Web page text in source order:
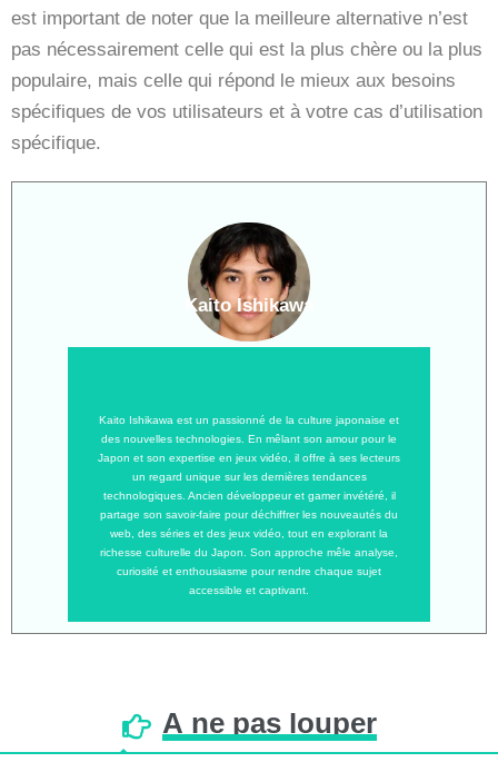
est important de noter que la meilleure alternative n’est
pas nécessairement celle qui est la plus chère ou la plus
populaire, mais celle qui répond le mieux aux besoins
spécifiques de vos utilisateurs et à votre cas d’utilisation
spécifique.
Kaito Ishikawa est un passionné de la culture japonaise et
des nouvelles technologies. En mêlant son amour pour le
Japon et son expertise en jeux vidéo, il offre à ses lecteurs
un regard unique sur les dernières tendances
technologiques. Ancien développeur et gamer invétéré, il
partage son savoir-faire pour déchiffrer les nouveautés du
web, des séries et des jeux vidéo, tout en explorant la
richesse culturelle du Japon. Son approche mêle analyse,
curiosité et enthousiasme pour rendre chaque sujet
accessible et captivant.
Kaito Ishikawa
À ne pas louper